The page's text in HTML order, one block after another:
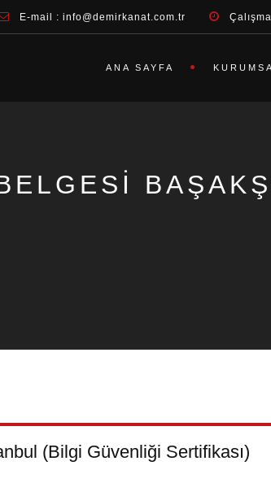
E-mail : info@demirkanat.com.tr
ANA SAYFA
(Bilgi Güvenliği Sertifikası)